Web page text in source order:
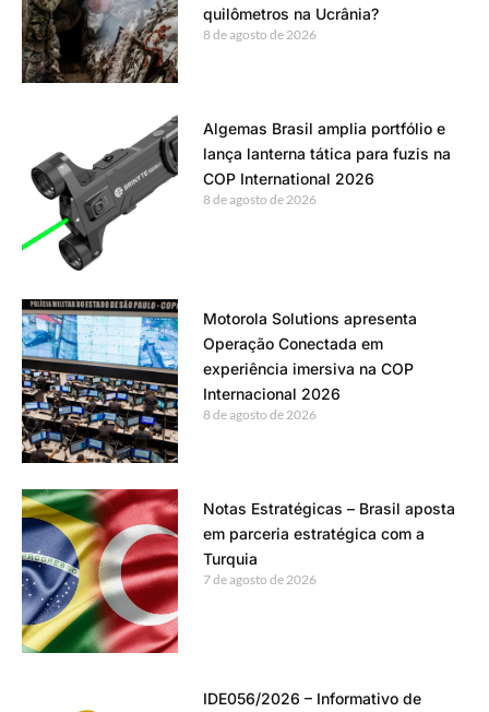
quilômetros na Ucrânia?
8 de agosto de 2026
Algemas Brasil amplia portfólio e
lança lanterna tática para fuzis na
COP International 2026
8 de agosto de 2026
Motorola Solutions apresenta
Operação Conectada em
experiência imersiva na COP
Internacional 2026
8 de agosto de 2026
Notas Estratégicas – Brasil aposta
em parceria estratégica com a
Turquia
7 de agosto de 2026
IDE056/2026 – Informativo de